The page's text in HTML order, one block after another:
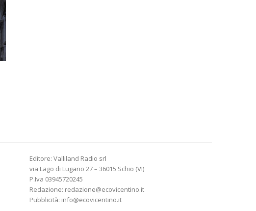
Editore: Valliland Radio srl
via Lago di Lugano 27 – 36015 Schio (VI)
P.Iva 03945720245
Redazione: redazione@ecovicentino.it
Pubblicità: info@ecovicentino.it